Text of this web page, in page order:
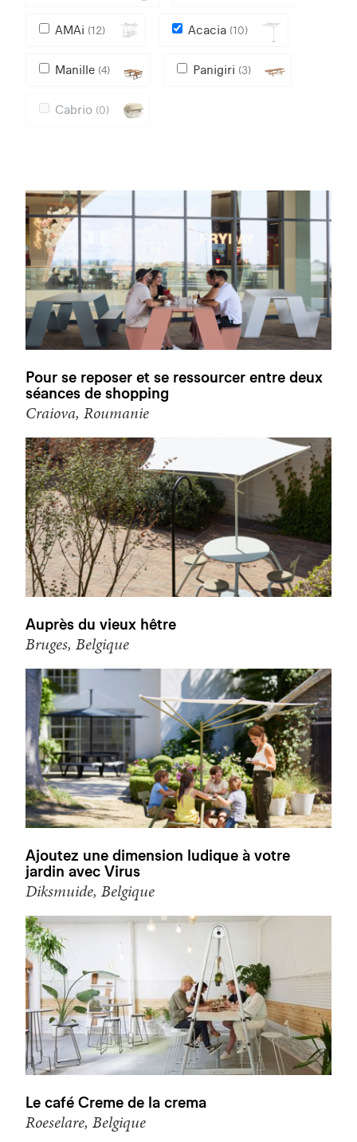
AMAi (12) Acacia (10)
Manille (4) Panigiri (3)
Cabrio (0)
Pour se reposer et se ressourcer entre deux
séances de shopping
Craiova, Roumanie
Auprès du vieux hêtre
Bruges, Belgique
Ajoutez une dimension ludique à votre
jardin avec Virus
Diksmuide, Belgique
Le café Creme de la crema
Roeselare, Belgique